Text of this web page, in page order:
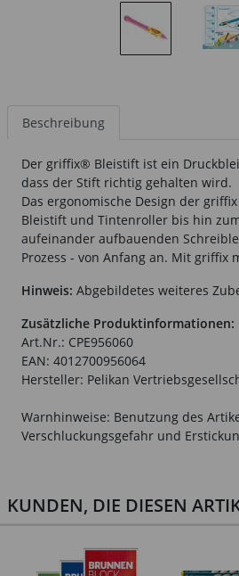
Beschreibung
Der griffix® Bleistift ist ein
dass der Stift richtig gehalten wird.
Das ergonomische Design der
Bleistift und Tintenroller bis hin
aufeinander aufbauenden
Prozess - von Anfang an. Mit
Hinweis: Abgebildetes weiteres
Zusätzliche Produktinformationen:
Art.Nr.: CPE956060
EAN: 4012700956064
Hersteller: Pelikan
Warnhinweise: Benutzung des
Verschluckungsgefahr und
KUNDEN, DIE DIESEN